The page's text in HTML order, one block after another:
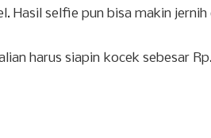
Hasil selfie pun bisa makin jernih
harus siapin kocek sebesar